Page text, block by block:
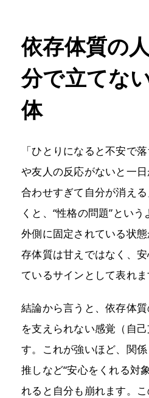
依存体質の
分で立てな
体
「ひとりになると不安で
や友人の反応がないと一
合わせすぎて自分が消え
くと、“性格の問題”とい
外側に固定されている状
存体質は甘えではなく、
ているサインとして表れま
結論から言うと、依存体
を支えられない感覚（自
す。これが強いほど、関係
推しなど“安心をくれる対
れると自分も崩れます。